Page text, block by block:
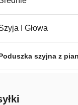
I Głowa
szyjna z